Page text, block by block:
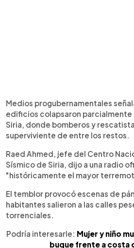
Medios progubernamentales
edificios colapsaron parcialmente
Siria, donde bomberos y
superviviente de entre los restos.
Raed Ahmed, jefe del Centro
Sísmico de Siria, dijo a una radio
"históricamente el mayor
El temblor provocó escenas de
habitantes salieron a las calles
torrenciales.
Podría interesarle: Mujer y niño
buque frente a costa